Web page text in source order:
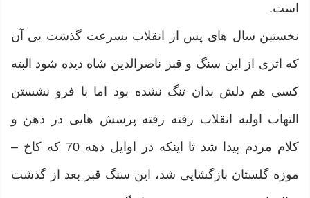
است.
نخستین سال های پس از انقلاب بسرعت گذشت بی آن
که اثری از این سنگ و قبر ناصرالدین شاه دیده شود البته
کسی هم دلش بدان تنگ نشده بود اما با فرو نشستن
التهاب اولیه انقلاب رفته رفته پرسش هایی در ذهن و
کلام مردم پیدا شد تا اینكه در اوایل دهه 70 كه كاخ –
موزه گلستان بازگشایی شد، این سنگ قبر بعد از گذشت